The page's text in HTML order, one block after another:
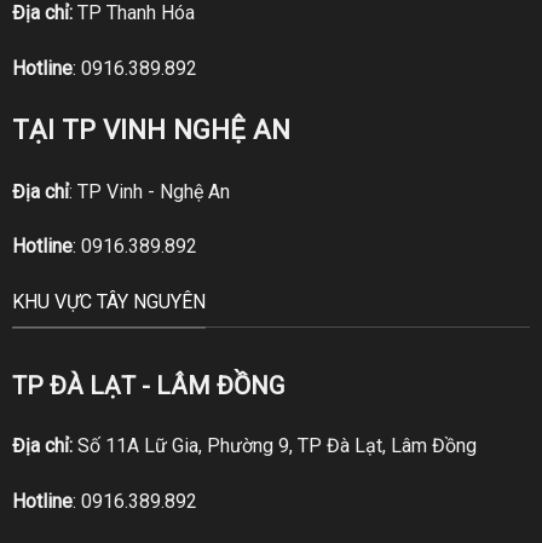
Địa chỉ:TP Thanh Hóa
Hotline: 0916.389.892
TẠI TP VINH NGHỆ AN
Địa chỉ: TP Vinh - Nghệ An
Hotline: 0916.389.892
KHU VỰC TÂY NGUYÊN
TP ĐÀ LẠT - LÂM ĐỒNG
Địa chỉ:Số 11A Lữ Gia, Phường 9, TP Đà Lạt, Lâm Đồng
Hotline: 0916.389.892